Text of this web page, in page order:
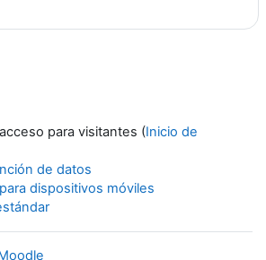
para visitantes (Inicio de
de datos
dispositivos móviles